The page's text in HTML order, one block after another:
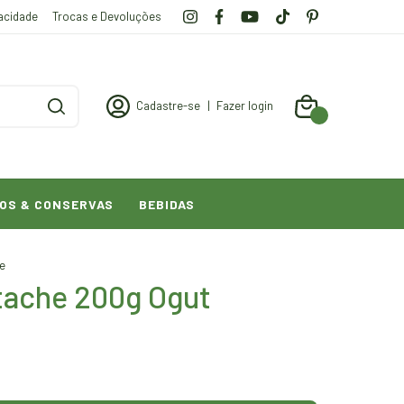
Trocas e Devoluções
Cadastre-se | Fazer login
& CONSERVAS BEBIDAS
200g Ogut